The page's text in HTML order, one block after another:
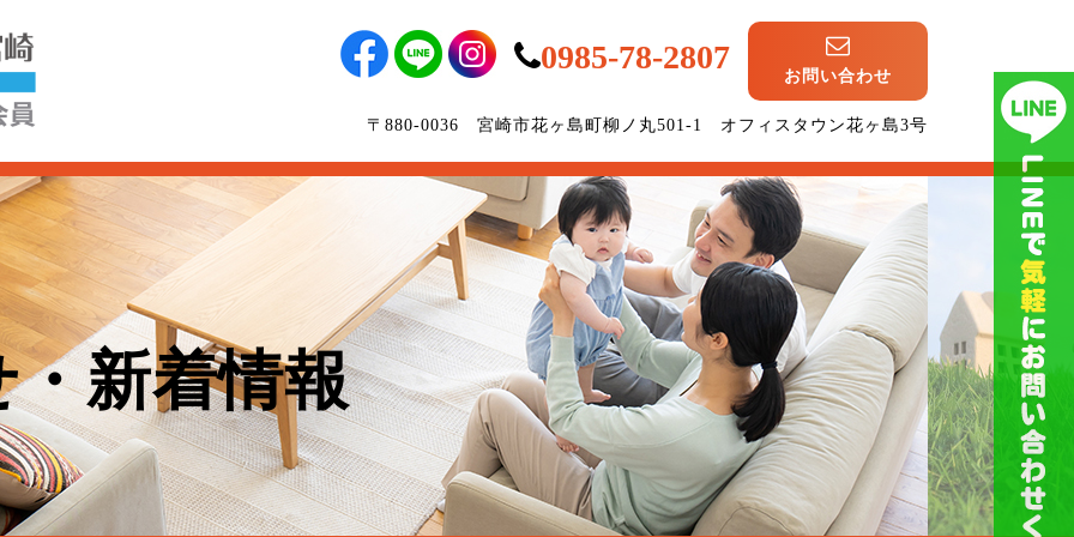
0985-78-2807
お問い合わせ
〒880-0036 宮崎市花ヶ島町柳ノ丸501-1 オフィスタウン花ヶ島3号
新着情報